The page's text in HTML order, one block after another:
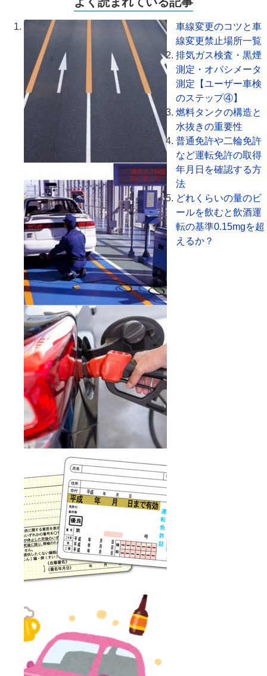
車線変更のコツと車
線変更禁止場所一覧
排気ガス検査・黒煙
測定・オパシメータ
測定【ユーザー車検
のステップ④】
燃料タンクの構造と
水抜きの重要性
普通免許や二輪免許
など運転免許の取得
年月日を確認する方
法
どれくらいの量のビ
ールを飲むと飲酒運
転の基準0.15mgを超
えるか？